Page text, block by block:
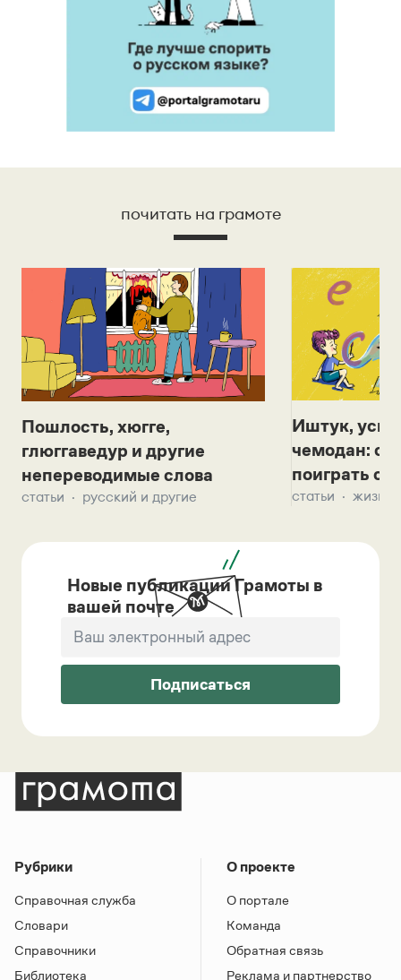
почитать на грамоте
Пошлость, хюгге,
глюггаведур и другие
непереводимые слова
статьи русский и другие
Иштук,
чемодан:
поиграть с
статьи жизнь
Новые публикации Грамоты в
вашей почте
Подписаться
Рубрики
Справочная служба
Словари
Справочники
Библиотека
О проекте
О портале
Команда
Обратная связь
Реклама и партнерство